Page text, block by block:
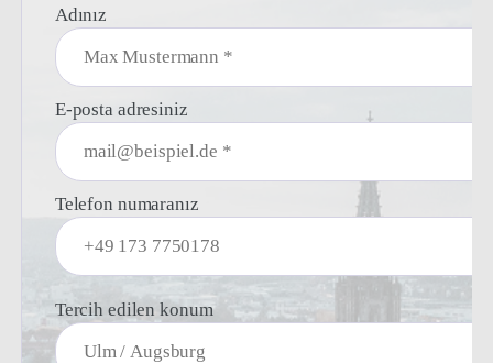
Adınız
E-posta adresiniz
Telefon numaranız
Tercih edilen konum